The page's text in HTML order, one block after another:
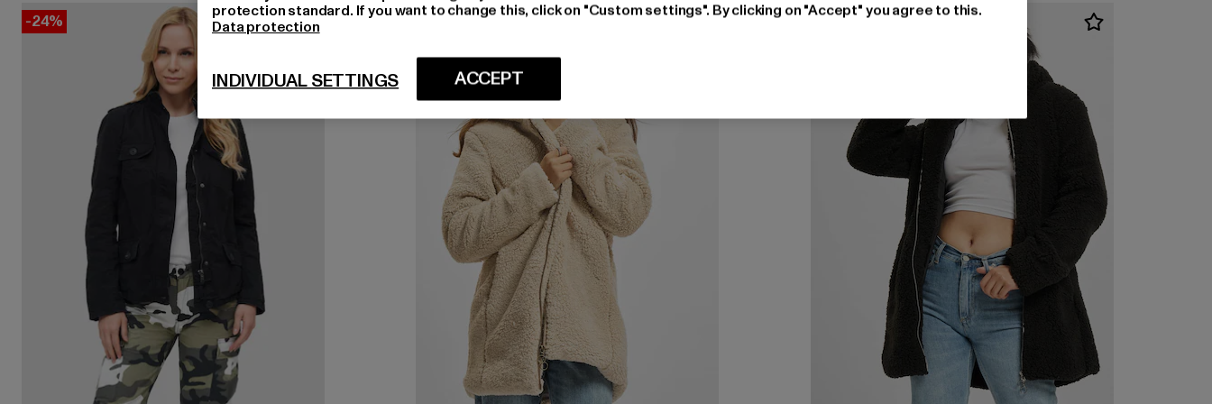
-24% NEU -40% -40%
protection standard. If you want to change this, click on "Custom settings". By clicking on "Accept" you agree to this.
Data protection
ACCEPT
INDIVIDUAL SETTINGS